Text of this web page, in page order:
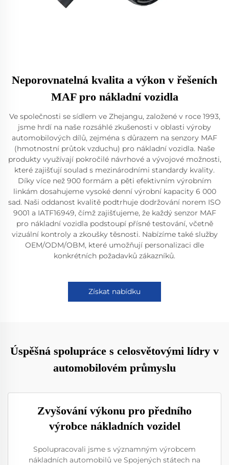
Neporovnatelná kvalita a výkon v řešeních
MAF pro nákladní vozidla
Ve společnosti se sídlem ve Zhejangu, založené v roce 1993,
jsme hrdí na naše rozsáhlé zkušenosti v oblasti výroby
automobilových dílů, zejména s důrazem na senzory MAF
(hmotnostní průtok vzduchu) pro nákladní vozidla. Naše
produkty využívají pokročilé návrhové a vývojové možnosti,
které zajišťují soulad s mezinárodními standardy kvality.
Díky více než 900 formám a pěti efektivním výrobním
linkám dosahujeme vysoké denní výrobní kapacity 6 000
sad. Naši oddanost kvalitě podtrhuje dodržování norem ISO
9001 a IATF16949, čímž zajišťujeme, že každý senzor MAF
pro nákladní vozidla podstoupí přísné testování, včetně
vizuální kontroly a zkoušky těsnosti. Nabízíme také služby
OEM/ODM/OBM, které umožňují personalizaci dle
konkrétních požadavků zákazníků.
Získat nabídku
Úspěšná spolupráce s celosvětovými lídry v
automobilovém průmyslu
Zvyšování výkonu pro předního
výrobce nákladních vozidel
Spolupracovali jsme s významným výrobcem
nákladních automobilů ve Spojených státech na